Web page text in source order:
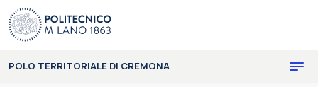
Skip to main content
Skip to page footer
POLO TERRITORIALE DI CREMONA